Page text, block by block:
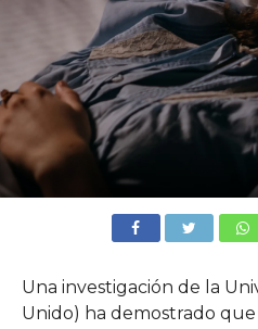
Una investigación de la
Unido) ha demostrado